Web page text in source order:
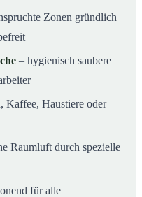
Zonen gründlich
– hygienisch saubere
Kaffee, Haustiere oder
Raumluft durch spezielle
für alle